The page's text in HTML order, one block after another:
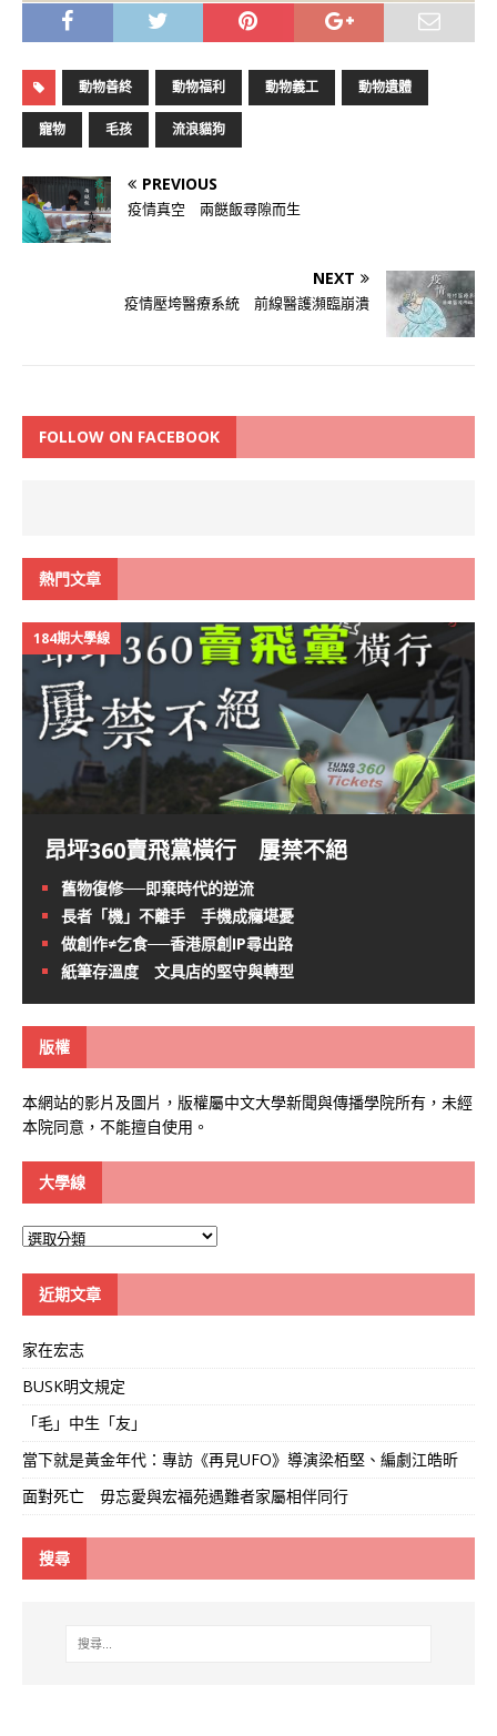
動物善終 動物福利 動物義工 動物遺體
寵物 毛孩 流浪貓狗
PREVIOUS
疫情真空 兩餸飯尋隙而生
NEXT
疫情壓垮醫療系統 前線醫護瀕臨崩潰
FOLLOW ON FACEBOOK
熱門文章
184期大學線
昂坪360賣飛黨橫行 屢禁不絕
舊物復修──即棄時代的逆流
長者「機」不離手 手機成癮堪憂
做創作≠乞食──香港原創IP尋出路
紙筆存溫度 文具店的堅守與轉型
版權
本網站的影片及圖片，版權屬中文大學新聞與傳播學院所有，未經
本院同意，不能擅自使用。
大學線
大
近期文章
家在宏志
BUSK明文規定
「毛」中生「友」
當下就是黃金年代：專訪《再見UFO》導演梁栢堅、編劇江皓昕
面對死亡 毋忘愛與宏福苑遇難者家屬相伴同行
搜尋